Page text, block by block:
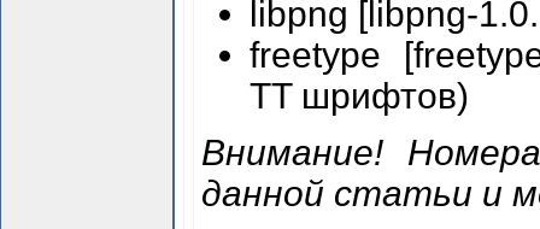
libpng [libpng-
freetype
TT шрифтов)
Внимание!
данной статьи и